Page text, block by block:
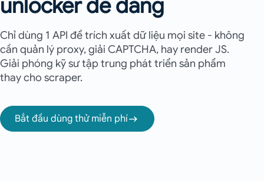
unlocker dễ dàng
Chỉ dùng 1 API để trích xuất dữ liệu mọi site - không
cần quản lý proxy, giải CAPTCHA, hay render JS.
Giải phóng kỹ sư tập trung phát triển sản phẩm
thay cho scraper.
Bắt đầu dùng thử miễn phí